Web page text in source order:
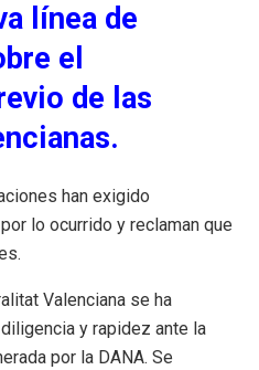
línea de
el
de las
han exigido
lo ocurrido y reclaman que
Valenciana se ha
y rapidez ante la
por la DANA. Se